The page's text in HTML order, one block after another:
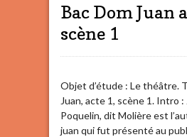
Bac Dom Juan
scène 1
Objet d’étude : Le théâtre.
Juan, acte 1, scène 1. Intro
Poquelin, dit Molière est
juan qui fut présenté au